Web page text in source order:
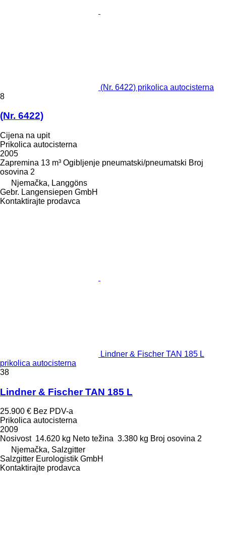
(Nr. 6422) prikolica autocisterna
8
(Nr. 6422)
Cijena na upit
Prikolica autocisterna
2005
Zapremina 13 m³ Ogibljenje pneumatski/pneumatski Broj
osovina 2
Njemačka, Langgöns
Gebr. Langensiepen GmbH
Kontaktirajte prodavca
Lindner & Fischer TAN 185 L
prikolica autocisterna
38
Lindner & Fischer TAN 185 L
25.900 € Bez PDV-a
Prikolica autocisterna
2009
Nosivost 14.620 kg Neto težina 3.380 kg Broj osovina 2
Njemačka, Salzgitter
Salzgitter Eurologistik GmbH
Kontaktirajte prodavca